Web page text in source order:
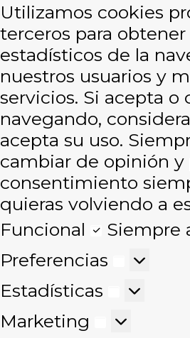
Utilizamos cookies
terceros para
estadísticos de la
nuestros usuarios y
servicios. Si acepta o
navegando,
acepta su uso.
cambiar de opinión y
consentimiento
quieras volviendo a
Funcional
Siempre
Preferencias
Estadísticas
Marketing
Marketing